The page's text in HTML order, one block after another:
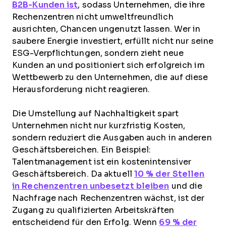
B2B-Kunden ist, sodass Unternehmen, die ihre
Rechenzentren nicht umweltfreundlich
ausrichten, Chancen ungenutzt lassen. Wer in
saubere Energie investiert, erfüllt nicht nur seine
ESG-Verpflichtungen, sondern zieht neue
Kunden an und positioniert sich erfolgreich im
Wettbewerb zu den Unternehmen, die auf diese
Herausforderung nicht reagieren.
Die Umstellung auf Nachhaltigkeit spart
Unternehmen nicht nur kurzfristig Kosten,
sondern reduziert die Ausgaben auch in anderen
Geschäftsbereichen. Ein Beispiel:
Talentmanagement ist ein kostenintensiver
Geschäftsbereich. Da aktuell 10 % der Stellen
in Rechenzentren unbesetzt bleiben und die
Nachfrage nach Rechenzentren wächst, ist der
Zugang zu qualifizierten Arbeitskräften
entscheidend für den Erfolg. Wenn 69 % der